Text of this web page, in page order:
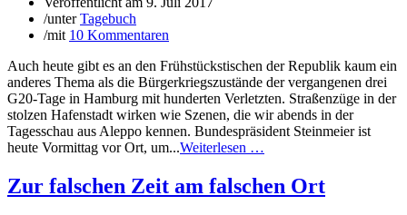
/unterTagebuch
/mit 10 Kommentaren
Auch heute gibt es an den Frühstückstischen der Republik kaum ein
anderes Thema als die Bürgerkriegszustände der vergangenen drei
G20-Tage in Hamburg mit hunderten Verletzten. Straßenzüge in der
stolzen Hafenstadt wirken wie Szenen, die wir abends in der
Tagesschau aus Aleppo kennen. Bundespräsident Steinmeier ist
heute Vormittag vor Ort, um...Weiterlesen …
Zur falschen Zeit am falschen Ort